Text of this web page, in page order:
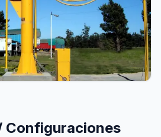
Configuraciones